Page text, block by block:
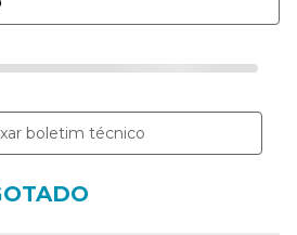
boletim técnico